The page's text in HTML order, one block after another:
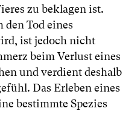
zu beklagen ist.
den Tod eines
ist jedoch nicht
beim Verlust eines
und verdient deshalb
Das Erleben eines
bestimmte Spezies